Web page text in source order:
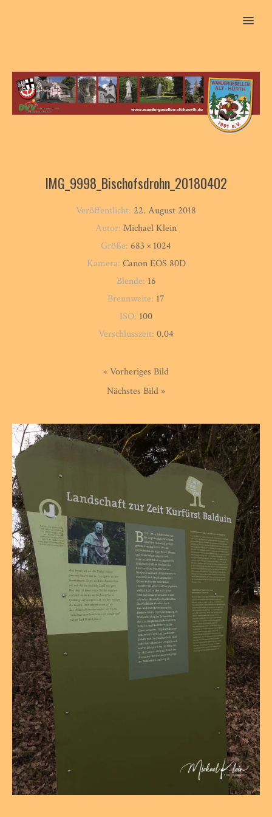
MENU
IMG_9998_Bischofsdrohn_20180402
Veröffentlicht: 22. August 2018
Autor: Michael Klein
Größe: 683 × 1024
Kamera: Canon EOS 80D
Blende: 16
Brennweite: 17
ISO: 100
Verschlusszeit: 0.04
« Vorheriges Bild
Nächstes Bild »